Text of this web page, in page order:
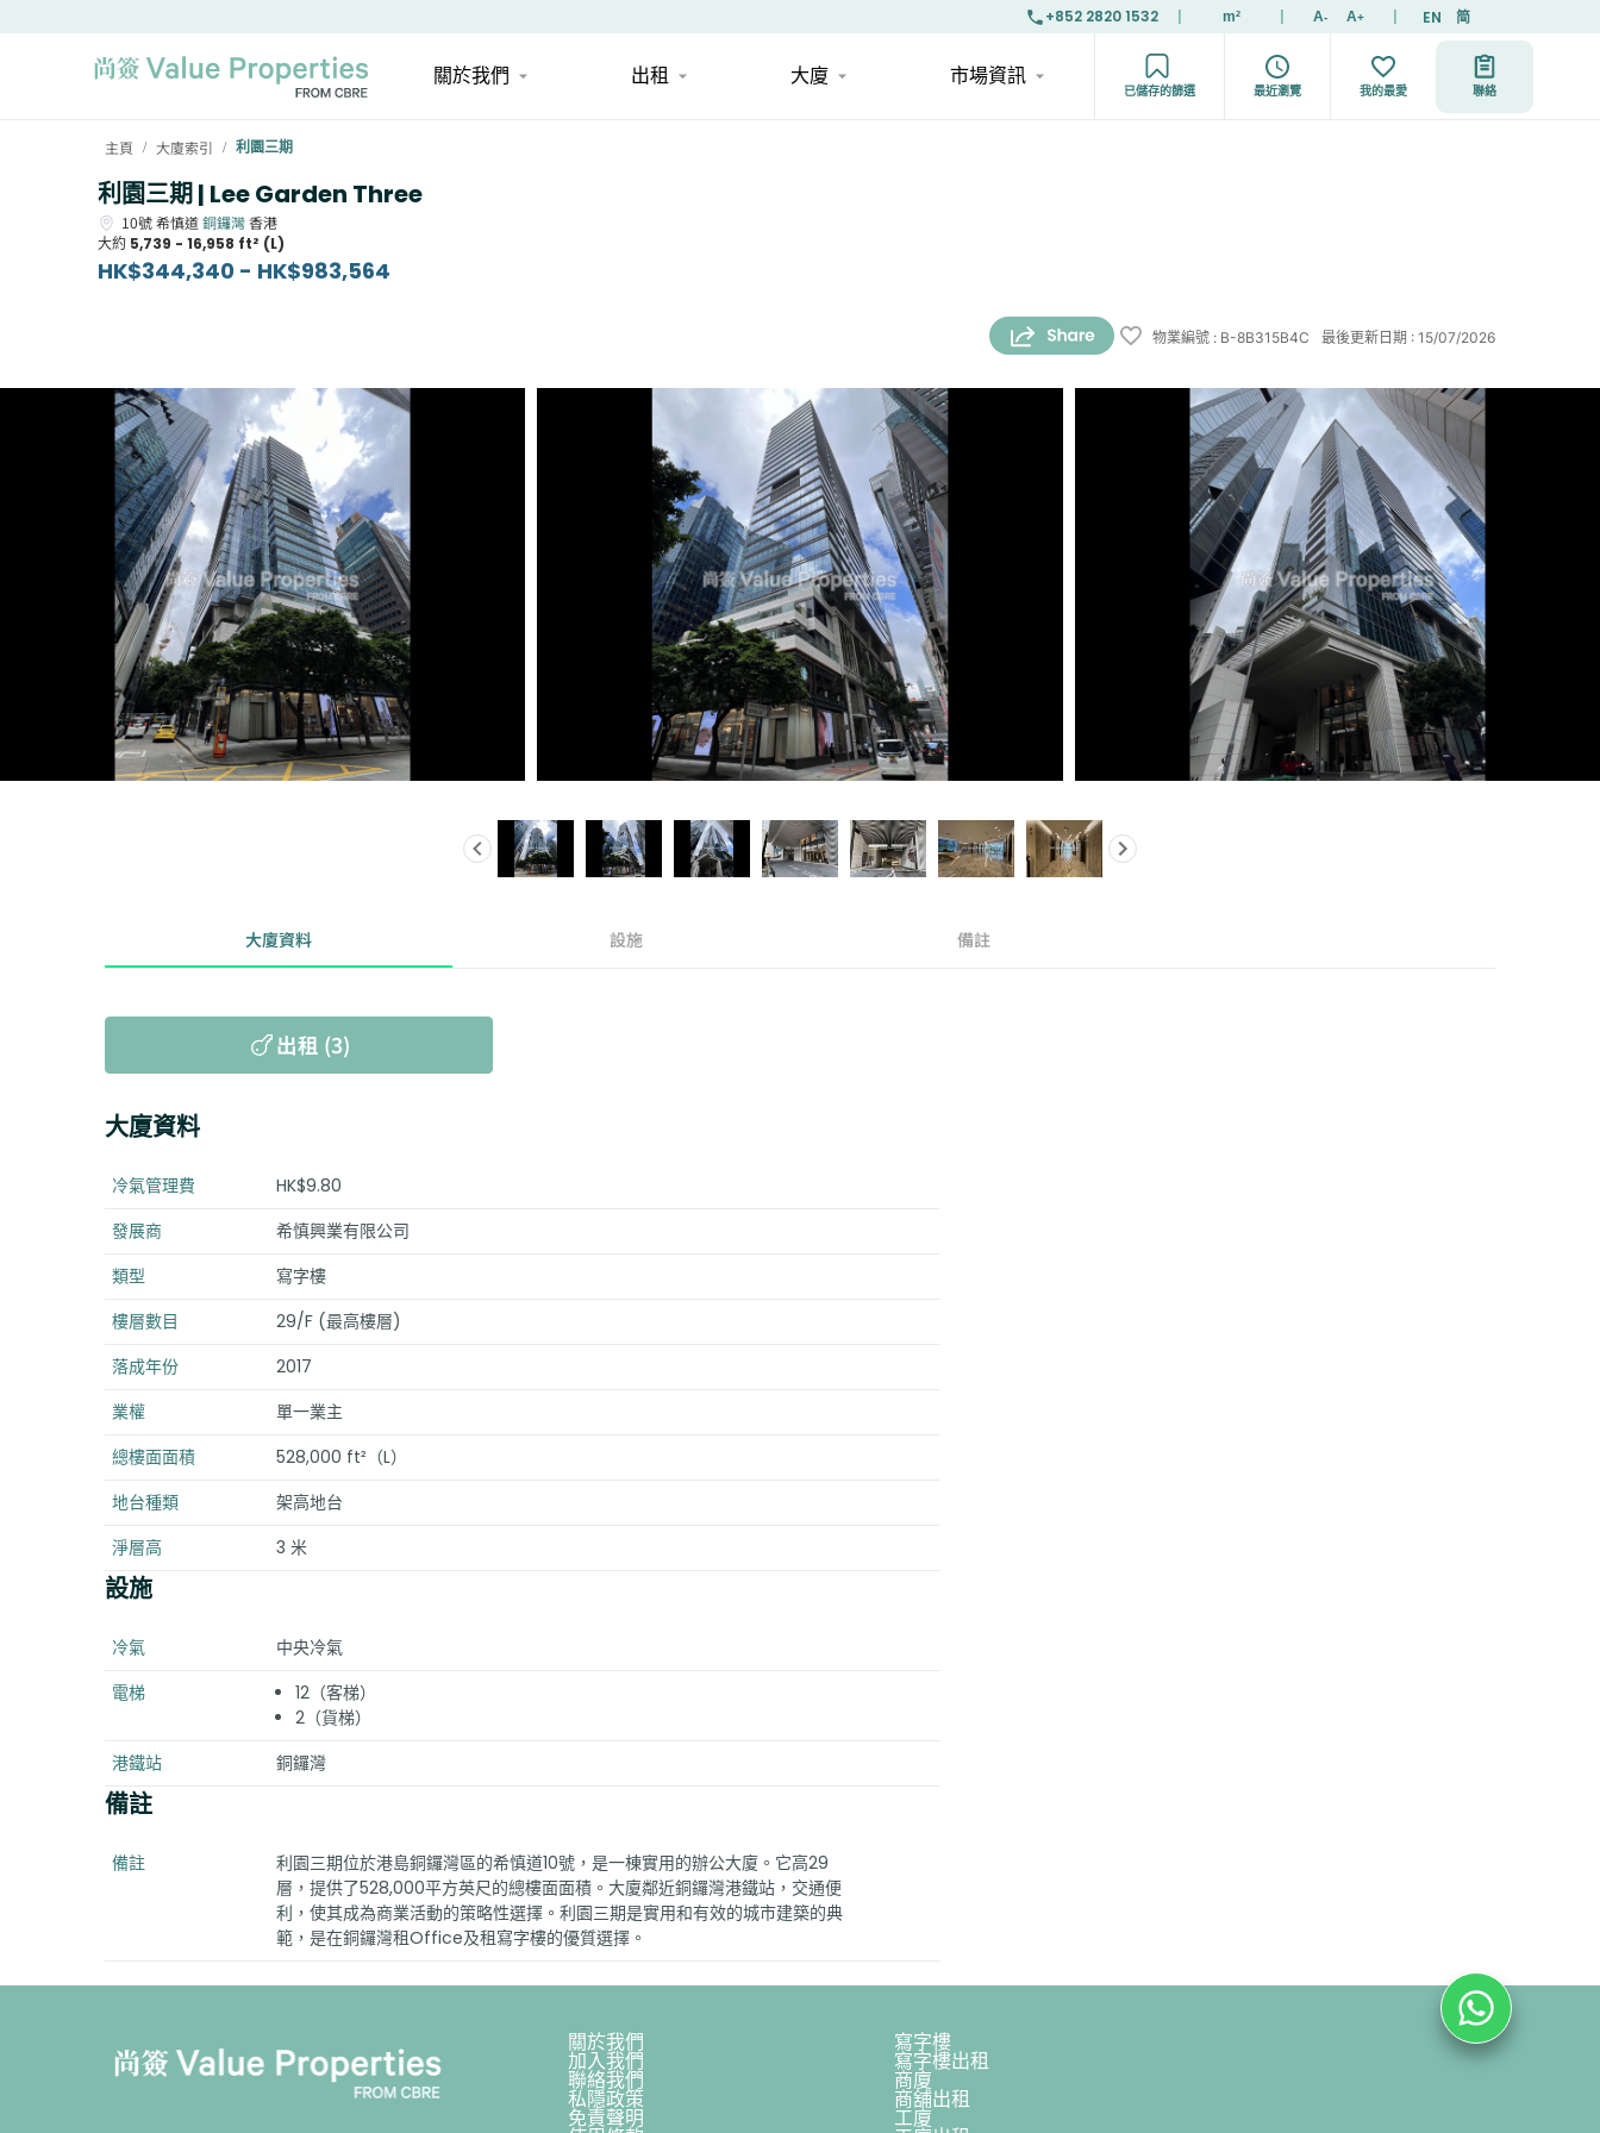
+852 2820 1532 m² A- A+ EN 简
關於我們 出租 大廈 市場資訊
已儲存的篩選 最近瀏覽 我的最愛 聯絡
主頁 / 大廈索引 / 利園三期
利園三期 | Lee Garden Three
10號希慎道銅鑼灣香港
大約 5,739 - 16,958 ft² (L)
HK$344,340 - HK$983,564
物業編號 : B-8B315B4C 最後更新日期 : 15/07/2026
大廈資料 設施 備註
出租 (3)
大廈資料
冷氣管理費
HK$9.80
發展商
希慎興業有限公司
類型
寫字樓
樓層數目
29/F (最高樓層)
落成年份
2017
業權
單一業主
總樓面面積
528,000 ft²（L）
地台種類
架高地台
淨層高
3 米
設施
冷氣
中央冷氣
電梯
12（客梯）
2（貨梯）
港鐵站
銅鑼灣
備註
備註
利園三期位於港島銅鑼灣區的希慎道10號，是一棟實用的辦公大廈。它高29
層，提供了528,000平方英尺的總樓面面積。大廈鄰近銅鑼灣港鐵站，交通便
利，使其成為商業活動的策略性選擇。利園三期是實用和有效的城市建築的典
範，是在銅鑼灣租Office及租寫字樓的優質選擇。
關於我們 寫字樓
加入我們 寫字樓出租
聯絡我們 商廈
私隱政策 商舖出租
免責聲明 工廈